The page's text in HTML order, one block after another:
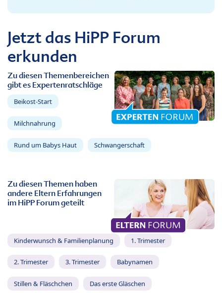
Jetzt das HiPP Forum
erkunden
Zu diesen Themenbereichen
gibt es Expertenratschläge
Beikost-Start
Milchnahrung
Rund um Babys Haut Schwangerschaft
Zu diesen Themen haben
andere Eltern Erfahrungen
im HiPP Forum geteilt
Kinderwunsch & Familienplanung 1. Trimester
2. Trimester 3. Trimester Babynamen
Stillen & Fläschchen Das erste Gläschen